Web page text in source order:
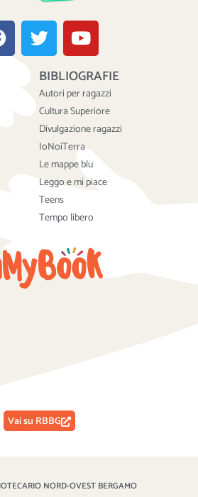
T
w
i
t
t
e
r
Y
o
u
t
u
b
e
BIBLIOGRAFIE
Autori per ragazzi
Cultura Superiore
Divulgazione ragazzi
IoNoiTerra
Le mappe blu
Leggo e mi piace
Teens
Tempo libero
Vai su RBBG
NORD-OVEST BERGAMO